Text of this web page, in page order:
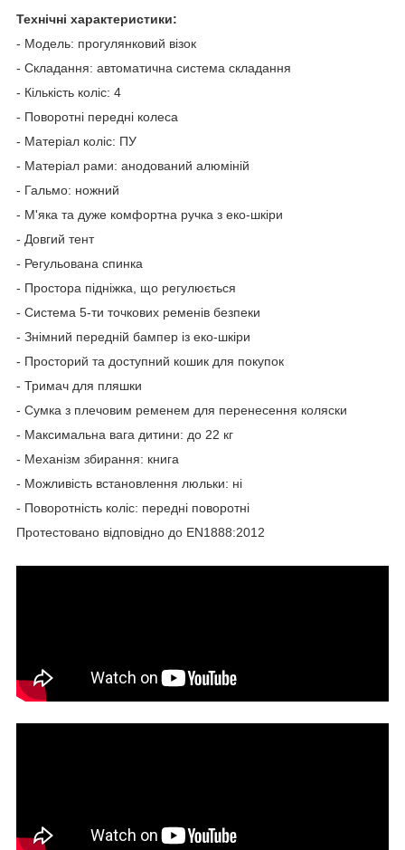
Технічні характеристики:
- Модель: прогулянковий візок
- Складання: автоматична система складання
- Кількість коліс: 4
- Поворотні передні колеса
- Матеріал коліс: ПУ
- Матеріал рами: анодований алюміній
- Гальмо: ножний
- М'яка та дуже комфортна ручка з еко-шкіри
- Довгий тент
- Регульована спинка
- Простора підніжка, що регулюється
- Система 5-ти точкових ременів безпеки
- Знімний передній бампер із еко-шкіри
- Просторий та доступний кошик для покупок
- Тримач для пляшки
- Сумка з плечовим ременем для перенесення коляски
- Максимальна вага дитини: до 22 кг
- Механізм збирання: книга
- Можливість встановлення люльки: ні
- Поворотність коліс: передні поворотні
Протестовано відповідно до EN1888:2012